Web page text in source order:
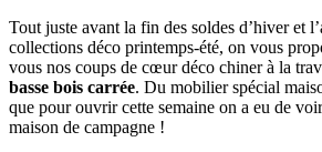
Tout juste avant la fin des soldes d’hiver et
collections déco printemps-été, on vous
vous nos coups de cœur déco chiner à la
basse bois carrée. Du mobilier spécial
que pour ouvrir cette semaine on a eu de
maison de campagne !